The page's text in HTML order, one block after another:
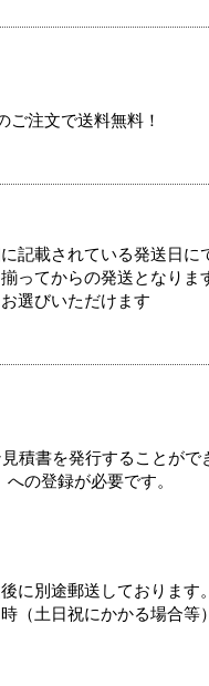
注文で送料無料！
記載されている発送日に
ってからの発送となりま
選びいただけます
積書を発行することがで
の登録が必要です。
に別途郵送しております。
（土日祝にかかる場合